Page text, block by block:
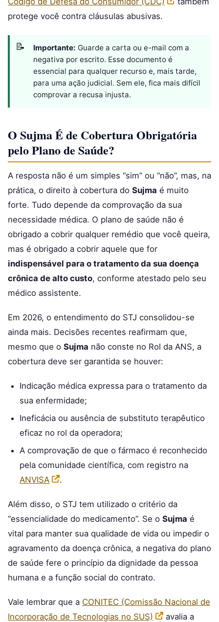
protege você contra cláusulas abusivas.
Importante: Guarde a carta ou e-mail com a
negativa por escrito. Esse documento é
essencial para qualquer recurso e, mais tarde,
para uma ação judicial. Sem ele, fica mais difícil
comprovar a recusa injusta.
O Sujma É de Cobertura Obrigatória
pelo Plano de Saúde?
A resposta não é um simples “sim” ou “não”, mas, na
prática, o direito à cobertura do Sujma é muito
forte. Tudo depende da comprovação da sua
necessidade médica. O plano de saúde não é
obrigado a cobrir qualquer remédio que você queira,
mas é obrigado a cobrir aquele que for
indispensável para o tratamento da sua doença
crônica de alto custo, conforme atestado pelo seu
médico assistente.
Em 2026, o entendimento do STJ consolidou-se
ainda mais. Decisões recentes reafirmam que,
mesmo que o Sujma não conste no Rol da ANS, a
cobertura deve ser garantida se houver:
Indicação médica expressa para o tratamento da
sua enfermidade;
Ineficácia ou ausência de substituto terapêutico
eficaz no rol da operadora;
A comprovação de que o fármaco é reconhecido
pela comunidade científica, com registro na
ANVISA
.
Além disso, o STJ tem utilizado o critério da
“essencialidade do medicamento”. Se o Sujma é
vital para manter sua qualidade de vida ou impedir o
agravamento da doença crônica, a negativa do plano
de saúde fere o princípio da dignidade da pessoa
humana e a função social do contrato.
Vale lembrar que a CONITEC (Comissão Nacional de
Incorporação de Tecnologias no SUS)
avalia a